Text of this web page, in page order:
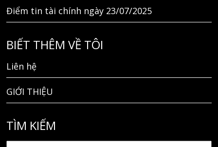
Điểm tin tài chính ngày 23/07/2025
BIẾT THÊM VỀ TÔI
Liên hệ
GIỚI THIỆU
TÌM KIẾM